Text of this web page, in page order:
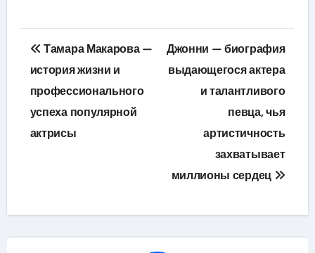
Навигация
по
записям
Тамара Макарова —
история жизни и
профессионального
успеха популярной
актрисы
Джонни — биография
выдающегося актера
и талантливого
певца, чья
артистичность
захватывает
миллионы сердец